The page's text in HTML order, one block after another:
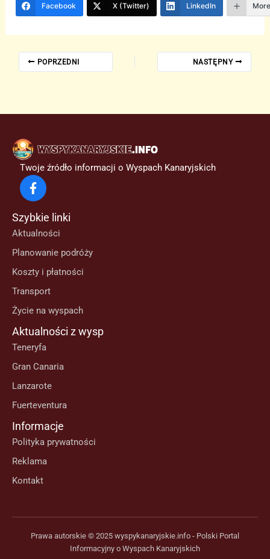
Facebook X (Twitter) LinkedIn
POPRZEDNI NASTĘPNY
Twoje źródło informacji o Wyspach Kanaryjskich
Szybkie linki
Aktualności
Planowanie podróży
Koszty i płatności
Transport
Życie na wyspach
Aktualności z wysp
Teneryfa
Gran Canaria
Lanzarote
Fuerteventura
Informacje
Polityka prywatności
Reklama
Kontakt
Prawa autorskie © 2025 wyspykanaryjskie.info - Polski Portal
Informacyjny o Wyspach Kanaryjskich